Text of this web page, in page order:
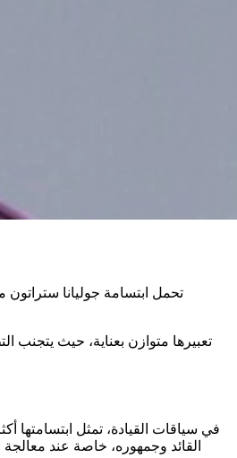
تحمل ابتسامة جوليانا
تعبيرها متوازن بعناية، حيث يتجنب
في سياقات القيادة، تمثل ابتسامتها
القائد وجمهوره، خاصة عند